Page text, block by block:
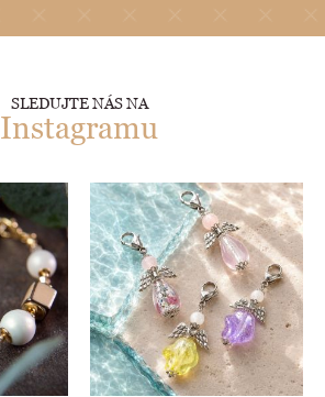
SLEDUJTE NÁS NA
Instagramu